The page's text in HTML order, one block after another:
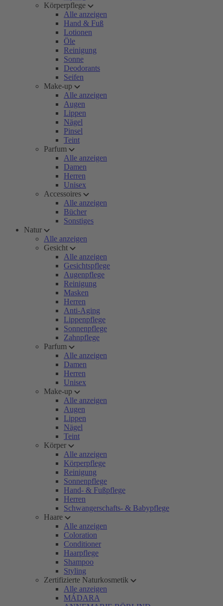
Körperpflege
Alle anzeigen
Hand & Fuß
Lotionen
Öle
Reinigung
Sonne
Deodorants
Seifen
Make-up
Alle anzeigen
Augen
Lippen
Nägel
Pinsel
Teint
Parfum
Alle anzeigen
Damen
Herren
Unisex
Accessoires
Alle anzeigen
Bücher
Sonstiges
Natur
Alle anzeigen
Gesicht
Alle anzeigen
Gesichtspflege
Augenpflege
Reinigung
Masken
Herren
Anti-Aging
Lippenpflege
Sonnenpflege
Zahnpflege
Parfum
Alle anzeigen
Damen
Herren
Unisex
Make-up
Alle anzeigen
Augen
Lippen
Nägel
Teint
Körper
Alle anzeigen
Körperpflege
Reinigung
Sonnenpflege
Hand- & Fußpflege
Herren
Schwangerschafts- & Babypflege
Haare
Alle anzeigen
Coloration
Conditioner
Haarpflege
Shampoo
Styling
Zertifizierte Naturkosmetik
Alle anzeigen
MÁDARA